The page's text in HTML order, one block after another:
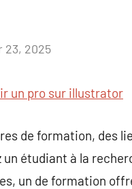
23, 2025
un pro sur illustrator
de formation, des
un étudiant à la
un de formation